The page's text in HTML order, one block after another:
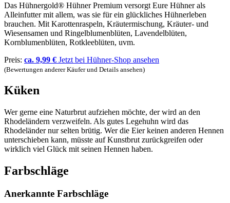
Das Hühnergold® Hühner Premium versorgt Eure Hühner als
Alleinfutter mit allem, was sie für ein glückliches Hühnerleben
brauchen. Mit Karottenraspeln, Kräutermischung, Kräuter- und
Wiesensamen und Ringelblumenblüten, Lavendelblüten,
Kornblumenblüten, Rotkleeblüten, uvm.
Preis: ca. 9,99 € Jetzt bei Hühner-Shop ansehen
(Bewertungen anderer Käufer und Details ansehen)
Küken
Wer gerne eine Naturbrut aufziehen möchte, der wird an den
Rhodeländern verzweifeln. Als gutes Legehuhn wird das
Rhodeländer nur selten brütig. Wer die Eier keinen anderen Hennen
unterschieben kann, müsste auf Kunstbrut zurückgreifen oder
wirklich viel Glück mit seinen Hennen haben.
Farbschläge
Anerkannte Farbschläge